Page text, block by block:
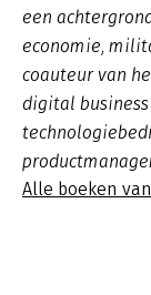
een
economie,
coauteur van
digital
Alle boeken